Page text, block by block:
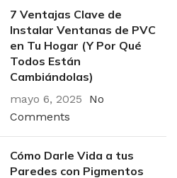
7 Ventajas Clave de
Instalar Ventanas de PVC
en Tu Hogar (Y Por Qué
Todos Están
Cambiándolas)
mayo 6, 2025
No
Comments
Cómo Darle Vida a tus
Paredes con Pigmentos